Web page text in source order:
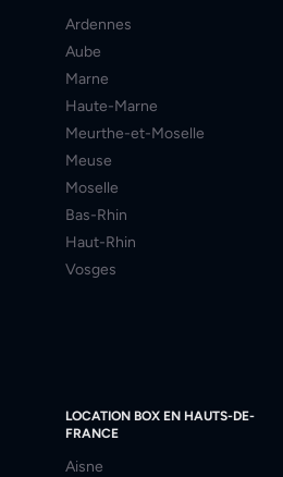
Ardennes
Aube
Marne
Haute-Marne
Meurthe-et-Moselle
Meuse
Moselle
Bas-Rhin
Haut-Rhin
Vosges
LOCATION BOX EN HAUTS-DE-
FRANCE
Aisne